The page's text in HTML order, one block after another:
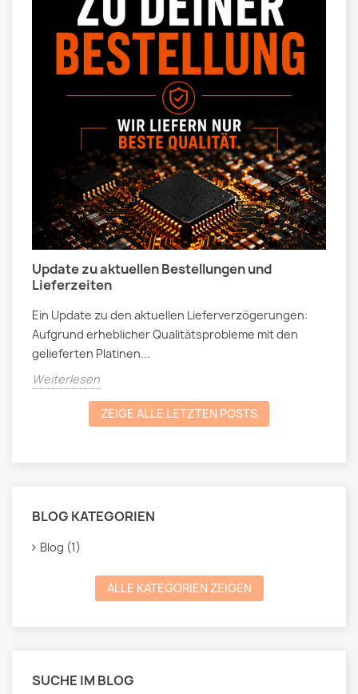
Update zu aktuellen Bestellungen und
Lieferzeiten
Ein Update zu den aktuellen Lieferverzögerungen:
Aufgrund erheblicher Qualitätsprobleme mit den
gelieferten Platinen...
Weiterlesen
ZEIGE ALLE LETZTEN POSTS
BLOG KATEGORIEN
Blog (1)
ALLE KATEGORIEN ZEIGEN
SUCHE IM BLOG